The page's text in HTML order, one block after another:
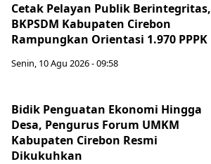
Cetak Pelayan Publik Berintegritas,
BKPSDM Kabupaten Cirebon
Rampungkan Orientasi 1.970 PPPK
Senin, 10 Agu 2026 - 09:58
Bidik Penguatan Ekonomi Hingga
Desa, Pengurus Forum UMKM
Kabupaten Cirebon Resmi
Dikukuhkan